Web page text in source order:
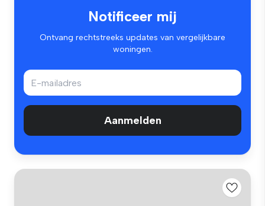
Notificeer mij
Ontvang rechtstreeks updates van vergelijkbare
woningen.
Aanmelden